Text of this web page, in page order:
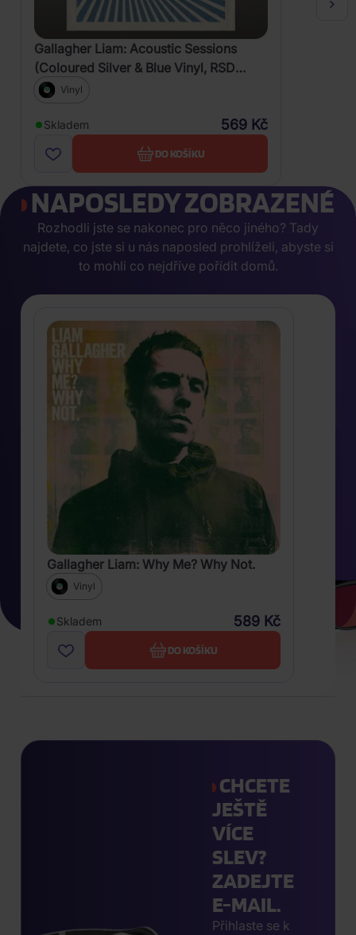
Gallagher Liam: Acoustic Sessions
(Coloured Silver & Blue Vinyl, RSD
2025)Vinyl
Skladem 569 Kč
DO KOŠÍKU
NAPOSLEDY ZOBRAZENÉ
Rozhodli jste se nakonec pro něco jiného? Tady
najdete, co jste si u nás naposled prohlíželi, abyste si
to mohli co nejdříve pořídit domů.
Gallagher Liam: Why Me? Why Not.
Vinyl
Skladem 589 Kč
DO KOŠÍKU
CHCETE
JEŠTĚ
VÍCE
SLEV?
ZADEJTE
E-MAIL.
Přihlaste se k